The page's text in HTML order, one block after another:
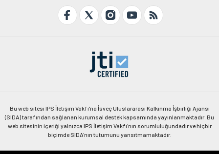
Bu web sitesi IPS İletişim Vakfı'na İsveç Uluslararası Kalkınma İşbirliği Ajansı
(SIDA) tarafından sağlanan kurumsal destek kapsamında yayınlanmaktadır. Bu
web sitesinin içeriği yalnızca IPS İletişim Vakfı'nın sorumluluğundadır ve hiçbir
biçimde SIDA'nın tutumunu yansıtmamaktadır.